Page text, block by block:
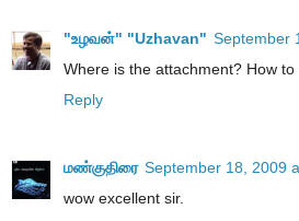
"உழவன்" "Uzhavan" September
Where is the attachment? How to
Reply
மண்குதிரை September 18, 2009
wow excellent sir.